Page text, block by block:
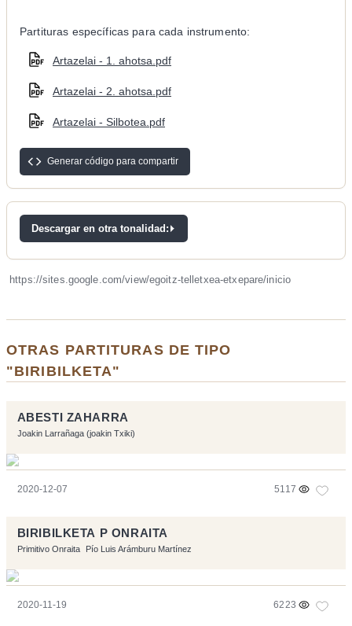
Partituras específicas para cada instrumento:
Artazelai - 1. ahotsa.pdf
Artazelai - 2. ahotsa.pdf
Artazelai - Silbotea.pdf
Generar código para compartir
Descargar en otra tonalidad:
https://sites.google.com/view/egoitz-telletxea-etxepare/inicio
OTRAS PARTITURAS DE TIPO
"BIRIBILKETA"
ABESTI ZAHARRA
Joakin Larrañaga (joakin Txiki)
2020-12-07 5117
BIRIBILKETA P ONRAITA
Primitivo Onraita Pío Luis Arámburu Martínez
2020-11-19 6223